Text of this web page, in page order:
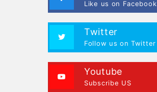
Like us on Facebook
Twitter
Follow us on Twitter
Youtube
Subscribe US